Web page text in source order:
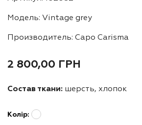
Модель: Vintage grey
Производитель: Capo Carisma
2 800,00 ГРН
Состав ткани: шерсть, хлопок
Колір: